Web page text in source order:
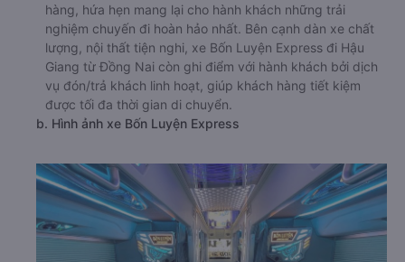
hàng, hứa hẹn mang lại cho hành khách những trải
nghiệm chuyến đi hoàn hảo nhất. Bên cạnh dàn xe chất
lượng, nội thất tiện nghi, xe Bốn Luyện Express đi Hậu
Giang từ Đồng Nai còn ghi điểm với hành khách bởi dịch
vụ đón/trả khách linh hoạt, giúp khách hàng tiết kiệm
được tối đa thời gian di chuyển.
b. Hình ảnh xe Bốn Luyện Express